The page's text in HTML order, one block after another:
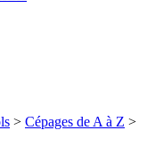
> Cépages de A à Z >